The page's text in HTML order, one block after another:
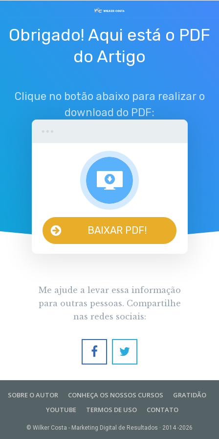
Obrigado! Aqui está o PDF
do Artigo
Clique no botão abaixo para realizar o
download do PDF:
BAIXAR PDF!
Me ajude a levar essa informação
para outras pessoas. Compartilhe
nas redes sociais:
SOBRE O AUTOR CONHEÇA OS NOSSOS CURSOS
GRATIDÃO
YOUTUBE
TERMOS DE USO CONTATO
© Wilker Costa - Marketing Digital de Resultados · 2014 -2026